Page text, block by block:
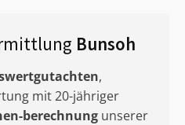
Bunsoh
,
mit 20-jähriger
berechnung unserer